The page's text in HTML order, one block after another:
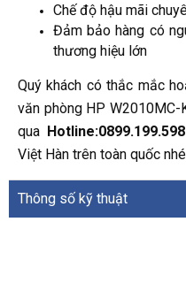
Chế độ hậu mãi
Đảm bảo hàng có
thương hiệu lớn
Quý khách có thắc mắc
văn phòng HP
qua Hotline:0899.199.598
Việt Hàn trên toàn quốc
Thông số kỹ thuật